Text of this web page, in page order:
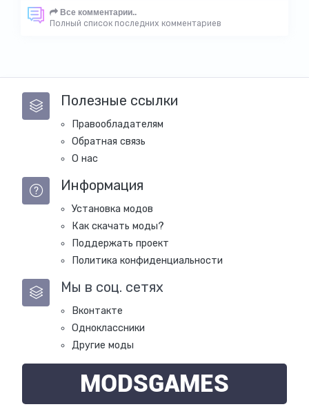
Все комментарии..
Полный список последних комментариев
Полезные ссылки
Правообладателям
Обратная связь
О нас
Информация
Установка модов
Как скачать моды?
Поддержать проект
Политика конфиденциальности
Мы в соц. сетях
Вконтакте
Одноклассники
Другие моды
MODSGAMES